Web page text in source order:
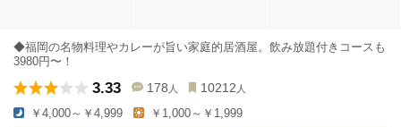
◆福岡の名物料理やカレーが旨い家庭的居酒屋。飲み放題付きコースも
3980円〜！
3.33 178 人 10212 人
￥4,000～￥4,999 ￥1,000～￥1,999